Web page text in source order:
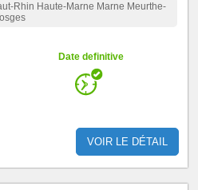
Rhin Haute-Marne Marne Meurthe-
Date definitive
VOIR LE DÉTAIL